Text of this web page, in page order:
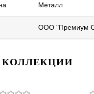
Металл
ООО "Премиум
КОЛЛЕКЦИИ